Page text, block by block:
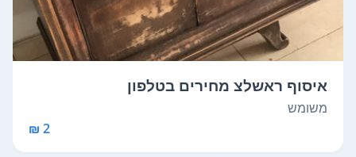
איסוף ראשלצ מחירים בטלפון
משומש
2 ₪